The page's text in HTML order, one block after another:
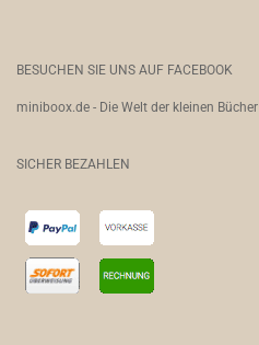
BESUCHEN SIE UNS AUF FACEBOOK
miniboox.de - Die Welt der kleinen Bücher
SICHER BEZAHLEN